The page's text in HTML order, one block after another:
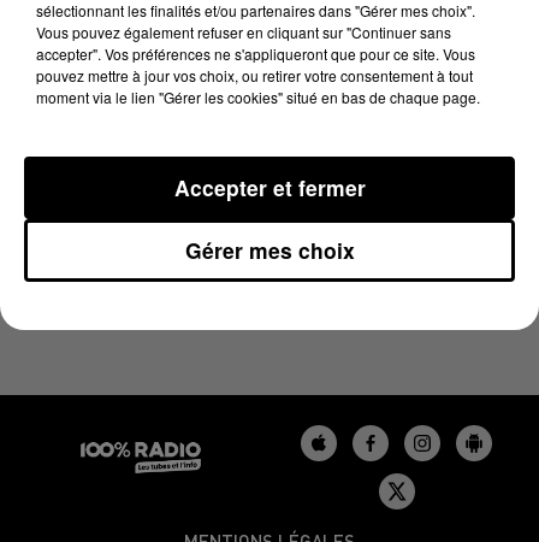
29 avril 2025 - 4 min 18 sec
LES INFOS DU BÉARN DU 29/04/2025 À 08H31
sélectionnant les finalités et/ou partenaires dans "Gérer mes choix".
Vous pouvez également refuser en cliquant sur "Continuer sans
accepter". Vos préférences ne s'appliqueront que pour ce site. Vous
pouvez mettre à jour vos choix, ou retirer votre consentement à tout
moment via le lien "Gérer les cookies" situé en bas de chaque page.
Gérer mes choix
Accepter et fermer